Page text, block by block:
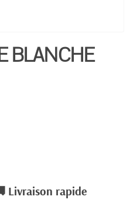
BLANCHE
Livraison rapide